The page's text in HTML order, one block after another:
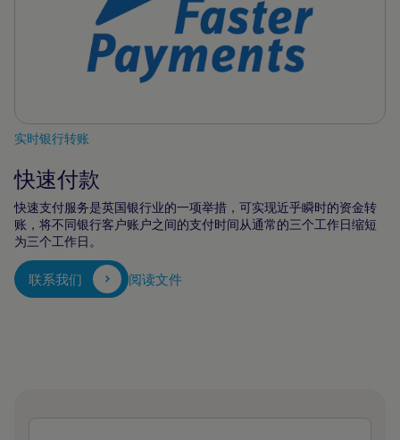
实时银行转账
快速付款
快速支付服务是英国银行业的一项举措，可实现近乎瞬时的资金转
账，将不同银行客户账户之间的支付时间从通常的三个工作日缩短
为三个工作日。
联系我们 阅读文件